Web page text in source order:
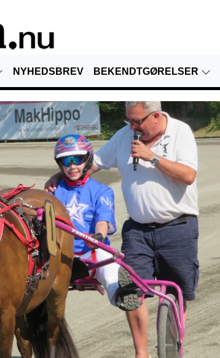
NYHEDSBREV BEKENDTGØRELSER